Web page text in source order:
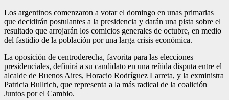
Los argentinos comenzaron a votar el domingo en unas primarias
que decidirán postulantes a la presidencia y darán una pista sobre el
resultado que arrojarán los comicios generales de octubre, en medio
del fastidio de la población por una larga crisis económica.
La oposición de centroderecha, favorita para las elecciones
presidenciales, definirá a su candidato en una reñida disputa entre el
alcalde de Buenos Aires, Horacio Rodríguez Larreta, y la exministra
Patricia Bullrich, que representa a la más radical de la coalición
Juntos por el Cambio.